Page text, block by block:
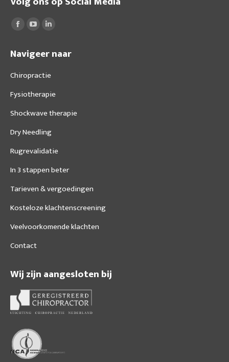
Vind ons op:
Facebook
opens
in
new
window
YouTube
opens
window
Linkedin
opens
window
Navigeer naar
Chiropractie
Fysiotherapie
Shockwave therapie
Dry Needling
Rugrevalidatie
In 3 stappen beter
Tarieven & vergoedingen
Kosteloze klachtenscreening
Veelvoorkomende klachten
Contact
Wij zijn aangesloten bij